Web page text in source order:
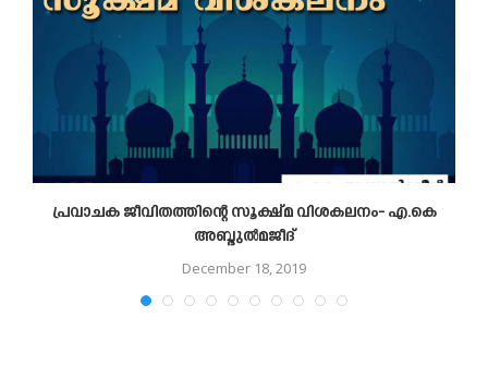
പ്രവാചക ജീവിതത്തിന്റെ സൂക്ഷ്മ വിശകലനം- എ.കെ
അബ്ദുല്‍മജീദ്
December 18, 2019